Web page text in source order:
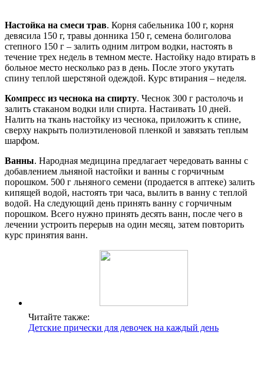
Настойка на смеси трав. Корня сабельника 100 г, корня
девясила 150 г, травы донника 150 г, семена болиголова
степного 150 г – залить одним литром водки, настоять в
течение трех недель в темном месте. Настойку надо втирать в
больное место несколько раз в день. После этого укутать
спину теплой шерстяной одеждой. Курс втирания – неделя.
Компресс из чеснока на спирту. Чеснок 300 г растолочь и
залить стаканом водки или спирта. Настаивать 10 дней.
Налить на ткань настойку из чеснока, приложить к спине,
сверху накрыть полиэтиленовой пленкой и завязать теплым
шарфом.
Ванны. Народная медицина предлагает чередовать ванны с
добавлением льняной настойки и ванны с горчичным
порошком. 500 г льняного семени (продается в аптеке) залить
кипящей водой, настоять три часа, вылить в ванну с теплой
водой. На следующий день принять ванну с горчичным
порошком. Всего нужно принять десять ванн, после чего в
лечении устроить перерыв на один месяц, затем повторить
курс принятия ванн.
Читайте также:
Детские прически для девочек на каждый день